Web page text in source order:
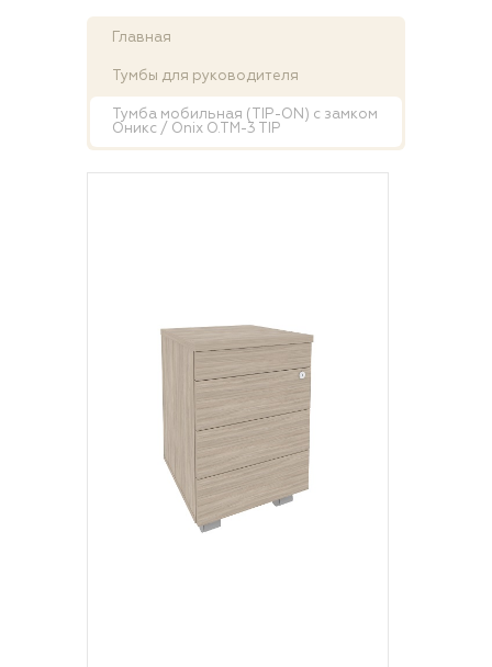
Главная
Тумбы для руководителя
Тумба мобильная (TIP-ON) с замком
Оникс / Onix O.TM-3 TIP